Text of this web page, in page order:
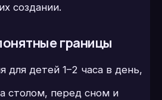
создании.
границы
для детей 1–2 часа в день,
столом, перед сном и